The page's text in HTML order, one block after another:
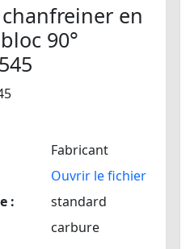
en
90°
Fabricant
Ouvrir le fichier
:
standard
carbure